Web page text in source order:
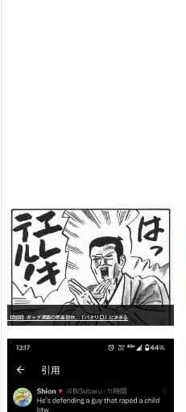
【朗報】ギャグ漫画の最高傑作、「パタリロ」に決まる